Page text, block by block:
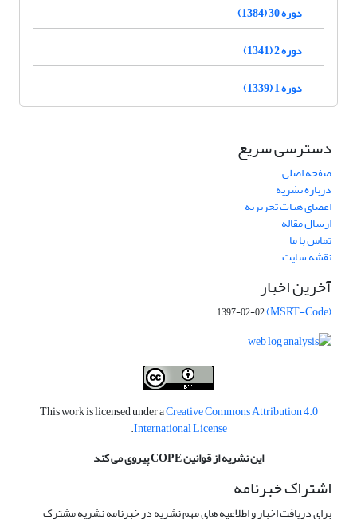
دوره 30 (1384)
دوره 2 (1341)
دوره 1 (1339)
دسترسی سریع
صفحه اصلی
درباره نشریه
اعضای هیات تحریریه
ارسال مقاله
تماس با ما
نقشه سایت
آخرین اخبار
(MSRT-Code)
1397-02-02
This work is licensed under aCreative Commons Attribution 4.0
International License
.
این نشریه از قوانین COPE پیروی می کند
اشتراک خبرنامه
برای دریافت اخبار و اطلاعیه های مهم نشریه در خبرنامه نشریه مشترک